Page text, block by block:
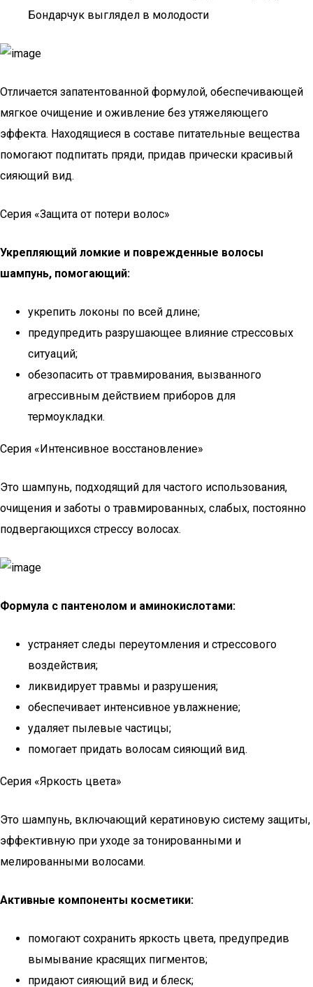
Бондарчук выглядел в молодости
Отличается запатентованной формулой, обеспечивающей
мягкое очищение и оживление без утяжеляющего
эффекта. Находящиеся в составе питательные вещества
помогают подпитать пряди, придав прически красивый
сияющий вид.
Серия «Защита от потери волос»
Укрепляющий ломкие и поврежденные волосы
шампунь, помогающий:
укрепить локоны по всей длине;
предупредить разрушающее влияние стрессовых
ситуаций;
обезопасить от травмирования, вызванного
агрессивным действием приборов для
термоукладки.
Серия «Интенсивное восстановление»
Это шампунь, подходящий для частого использования,
очищения и заботы о травмированных, слабых, постоянно
подвергающихся стрессу волосах.
Формула с пантенолом и аминокислотами:
устраняет следы переутомления и стрессового
воздействия;
ликвидирует травмы и разрушения;
обеспечивает интенсивное увлажнение;
удаляет пылевые частицы;
помогает придать волосам сияющий вид.
Серия «Яркость цвета»
Это шампунь, включающий кератиновую систему защиты,
эффективную при уходе за тонированными и
мелированными волосами.
Активные компоненты косметики:
помогают сохранить яркость цвета, предупредив
вымывание красящих пигментов;
придают сияющий вид и блеск;